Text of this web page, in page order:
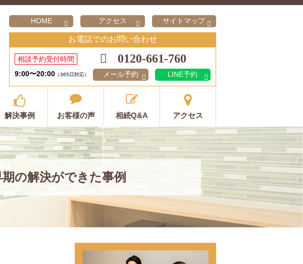
HOME アクセス サイトマップ
お電話でのお問い合わせ
相談予約受付時間
9:00〜20:00 （365日対応）
0120-661-760
メール予約 LINE予約
解決事例 お客様の声 相続Q&A アクセス
の解決ができた事例